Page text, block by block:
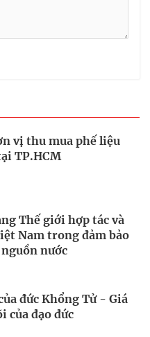
vị thu mua phế liệu
TP.HCM
Thế giới hợp tác và
Nam trong đảm bảo
nước
đức Khổng Tử - Giá
của đạo đức